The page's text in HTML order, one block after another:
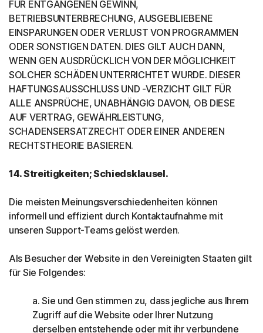
FÜR ENTGANGENEN GEWINN,
BETRIEBSUNTERBRECHUNG, AUSGEBLIEBENE
EINSPARUNGEN ODER VERLUST VON PROGRAMMEN
ODER SONSTIGEN DATEN. DIES GILT AUCH DANN,
WENN GEN AUSDRÜCKLICH VON DER MÖGLICHKEIT
SOLCHER SCHÄDEN UNTERRICHTET WURDE. DIESER
HAFTUNGSAUSSCHLUSS UND -VERZICHT GILT FÜR
ALLE ANSPRÜCHE, UNABHÄNGIG DAVON, OB DIESE
AUF VERTRAG, GEWÄHRLEISTUNG,
SCHADENSERSATZRECHT ODER EINER ANDEREN
RECHTSTHEORIE BASIEREN.
14. Streitigkeiten; Schiedsklausel.
Die meisten Meinungsverschiedenheiten können
informell und effizient durch Kontaktaufnahme mit
unseren Support-Teams gelöst werden.
Als Besucher der Website in den Vereinigten Staaten gilt
für Sie Folgendes:
a. Sie und Gen stimmen zu, dass jegliche aus Ihrem
Zugriff auf die Website oder Ihrer Nutzung
derselben entstehende oder mit ihr verbundene